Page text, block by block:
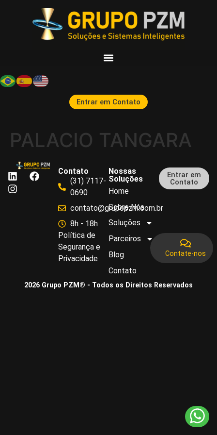
Entrar em Contato
PALACIO TANGARA
Contato
(31) 7117-
0690
contato@grupopzm.com.br
8h - 18h
Política de
Segurança e
Privacidade
Nossas
Soluções
Home
Sobre Nós
Soluções
Parceiros
Blog
Contato
Entrar em
Contato
2026 Grupo PZM® - Todos os Direitos Reservados
Contate-nos